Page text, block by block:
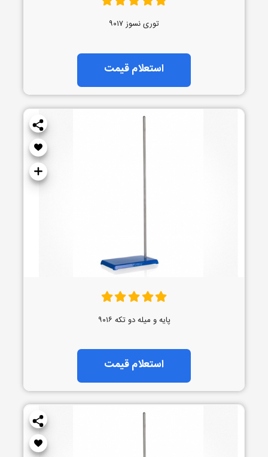
توری نسوز ۹۰۱۷
استعلام قیمت
پایه و میله دو تکه ۹۰۱۶
استعلام قیمت